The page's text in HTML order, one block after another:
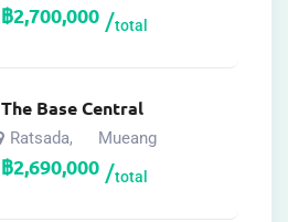
฿2,700,000 total
The Base Central
Ratsada, Mueang
฿2,690,000 total